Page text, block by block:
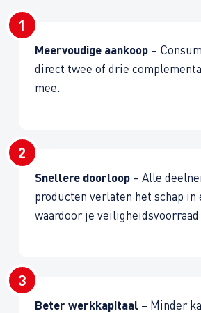
Meervoudige aankoop–
direct twee of drie
mee.
Snellere doorloop– Alle
producten verlaten het schap in
waardoor je
Beter werk­kapitaal – Minder